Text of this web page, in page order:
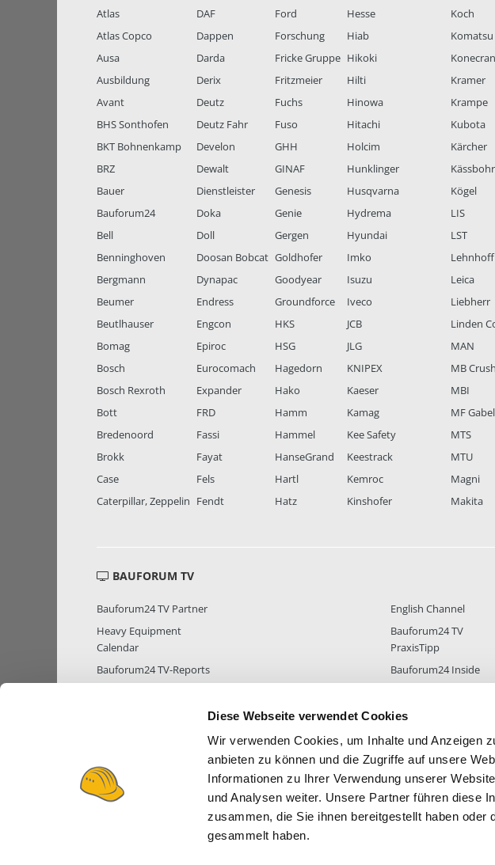
Diese Webseite verwendet Cookies
Wir verwenden Cookies, um Inhalte und Anzeigen
anbieten zu können und die Zugriffe auf unsere
Informationen zu Ihrer Verwendung unserer
und Analysen weiter. Unsere Partner führen diese
zusammen, die Sie ihnen bereitgestellt haben
gesammelt haben.
Atlas
Atlas Copco
Ausa
Ausbildung
Avant
BHS Sonthofen
BKT Bohnenkamp
BRZ
Bauer
Bauforum24
Bell
Benninghoven
Bergmann
Beumer
Beutlhauser
Bomag
Bosch
Bosch Rexroth
Bott
Bredenoord
Brokk
Case
Caterpillar, Zeppelin
DAF
Dappen
Darda
Derix
Deutz
Deutz Fahr
Develon
Dewalt
Dienstleister
Doka
Doll
Doosan Bobcat
Dynapac
Endress
Engcon
Epiroc
Eurocomach
Expander
FRD
Fassi
Fayat
Fels
Fendt
Ford
Forschung
Fricke Gruppe
Fritzmeier
Fuchs
Fuso
GHH
GINAF
Genesis
Genie
Gergen
Goldhofer
Goodyear
Groundforce
HKS
HSG
Hagedorn
Hako
Hamm
Hammel
HanseGrand
Hartl
Hatz
Hesse
Hiab
Hikoki
Hilti
Hinowa
Hitachi
Holcim
Hunklinger
Husqvarna
Hydrema
Hyundai
Imko
Isuzu
Iveco
JCB
JLG
KNIPEX
Kaeser
Kamag
Kee Safety
Keestrack
Kemroc
Kinshofer
Koch
Komatsu
Kramer
Krampe
Kubota
Kärcher
Kögel
LIS
LST
Lehnhoff
Leica
Liebherr
Linden
MAN
MB
MBI
MF
MTS
MTU
Magni
Makita
BAUFORUM TV
Bauforum24 TV Partner
Heavy Equipment
Calendar
Bauforum24 TV-Reports
English Channel
Bauforum24 TV
PraxisTipp
Bauforum24 Inside
MITGLIEDER STATISTIK MITGLIEDER38.431